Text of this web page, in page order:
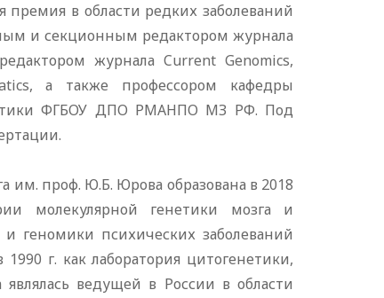
в области редких заболеваний
и секционным редактором журнала
журнала Current Genomics,
а также профессором кафедры
ФГБОУ ДПО РМАНПО МЗ РФ. Под
им. проф. Ю.Б. Юрова образована в 2018
молекулярной генетики мозга и
геномики психических заболеваний
г. как лаборатория цитогенетики,
ведущей в России в области